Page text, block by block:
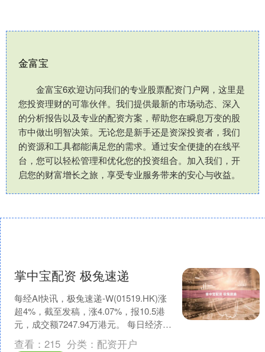
金富宝
金富宝6欢迎访问我们的专业股票配资门户网，这里是
您投资理财的可靠伙伴。我们提供最新的市场动态、深入
的分析报告以及专业的配资方案，帮助您在瞬息万变的股
市中做出明智决策。无论您是新手还是资深投资者，我们
的资源和工具都能满足您的需求。通过安全便捷的在线平
台，您可以轻松管理和优化您的投资组合。加入我们，开
启您的财富增长之旅，享受专业服务带来的安心与收益。
掌中宝配资 极兔速递
每经AI快讯，极兔速递-W(01519.HK)涨
超4%，截至发稿，涨4.07%，报10.5港
元，成交额7247.94万港元。 每日经济新
闻 发布于：四川省....
查看： 215 分类： 配资开户